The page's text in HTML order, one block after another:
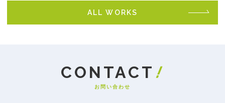
ALL WORKS
お問い合わせ